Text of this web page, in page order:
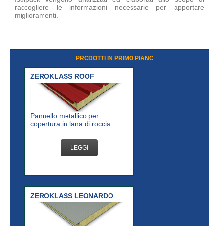
raccogliere le informazioni necessarie per apportare
miglioramenti.
PRODOTTI IN PRIMO PIANO
ZEROKLASS ROOF
Pannello metallico per
copertura in lana di roccia.
LEGGI
ZEROKLASS LEONARDO